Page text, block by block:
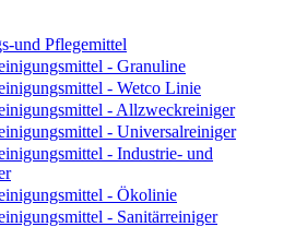
und Pflegemittel
- Granuline
- Wetco Linie
- Allzweckreiniger
- Universalreiniger
- Industrie- und
- Ökolinie
- Sanitärreiniger